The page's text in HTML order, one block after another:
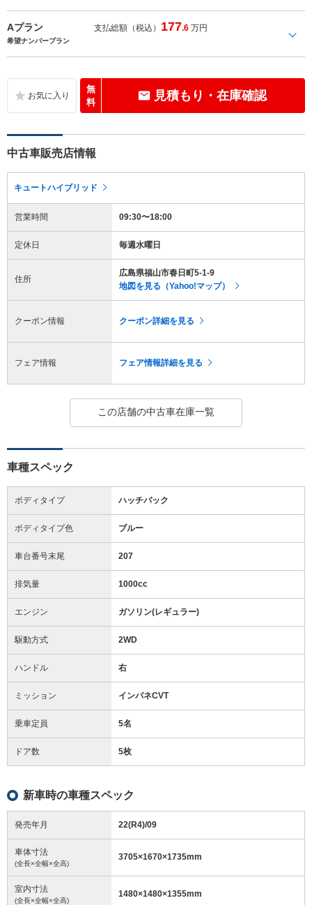
Aプラン 支払総額（税込） 177.6 万円
希望ナンバープラン
無
料
見積もり・在庫確認
中古車販売店情報
キュートハイブリッド
営業時間 09:30〜18:00
定休日 毎週水曜日
住所
広島県福山市春日町5-1-9
地図を見る（Yahoo!マップ）
クーポン情報 クーポン詳細を見る
フェア情報 フェア情報詳細を見る
この店舗の中古車在庫一覧
車種スペック
ボディタイプ ハッチバック
ボディタイプ色 ブルー
車台番号末尾 207
排気量 1000cc
エンジン ガソリン(レギュラー)
駆動方式 2WD
ハンドル 右
ミッション インパネCVT
乗車定員 5名
ドア数 5枚
新車時の車種スペック
発売年月 22(R4)/09
車体寸法
(全長×全幅×全高)
3705×1670×1735mm
室内寸法
(全長×全幅×全高)
1480×1480×1355mm